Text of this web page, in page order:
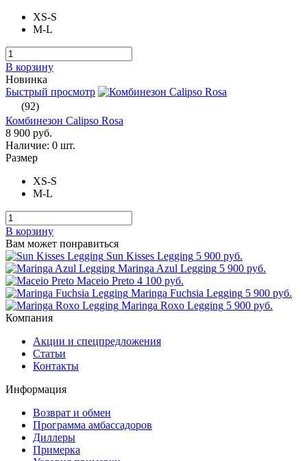
XS-S
M-L
В корзину
Новинка
Быстрый просмотр
(92)
Комбинезон Calipso Rosa
8 900 руб.
Наличие: 0 шт.
Размер
XS-S
M-L
В корзину
Вам может понравиться
Sun Kisses Legging 5 900 руб.
Maringa Azul Legging 5 900 руб.
Maceio Preto 4 100 руб.
Maringa Fuchsia Legging 5 900 руб.
Maringa Roxo Legging 5 900 руб.
Компания
Акции и спецпредложения
Статьи
Контакты
Информация
Возврат и обмен
Программа амбассадоров
Диллеры
Примерка